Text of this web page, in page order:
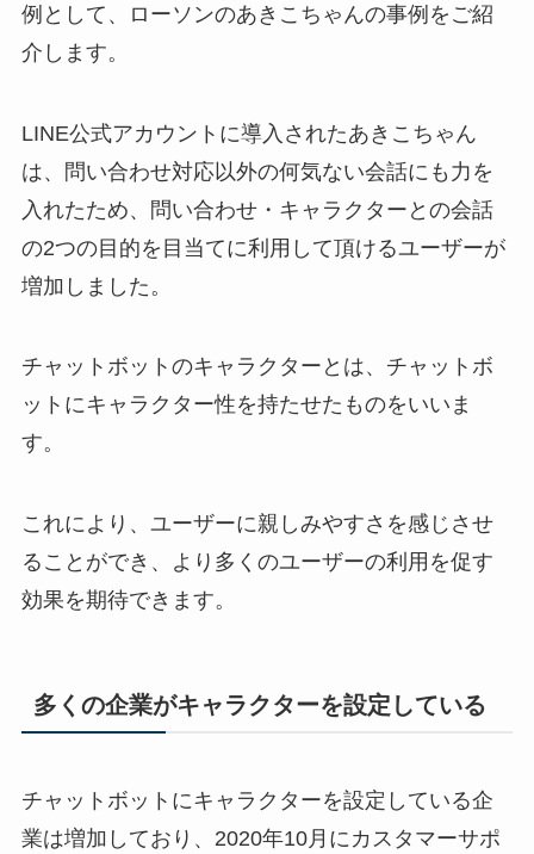
例として、ローソンのあきこちゃんの事例をご紹
介します。
LINE公式アカウントに導入されたあきこちゃん
は、問い合わせ対応以外の何気ない会話にも力を
入れたため、問い合わせ・キャラクターとの会話
の2つの目的を目当てに利用して頂けるユーザーが
増加しました。
チャットボットのキャラクターとは、チャットボ
ットにキャラクター性を持たせたものをいいま
す。
これにより、ユーザーに親しみやすさを感じさせ
ることができ、より多くのユーザーの利用を促す
効果を期待できます。
多くの企業がキャラクターを設定している
チャットボットにキャラクターを設定している企
業は増加しており、 2020年10月にカスタマーサポ